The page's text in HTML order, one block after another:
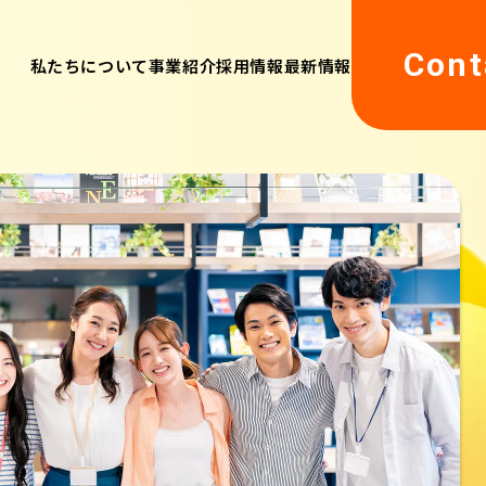
私たちについて事業紹介採用情報最新情報